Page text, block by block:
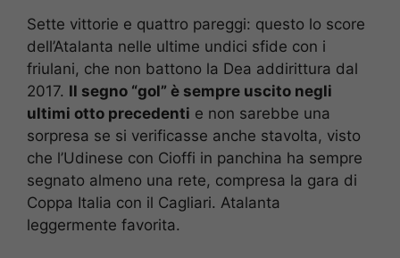
Sette vittorie e quattro pareggi: questo lo score
dell’Atalanta nelle ultime undici sfide con i
friulani, che non battono la Dea addirittura dal
2017. Il segno “gol” è sempre uscito negli
ultimi otto precedenti e non sarebbe una
sorpresa se si verificasse anche stavolta, visto
che l’Udinese con Cioffi in panchina ha sempre
segnato almeno una rete, compresa la gara di
Coppa Italia con il Cagliari. Atalanta
leggermente favorita.